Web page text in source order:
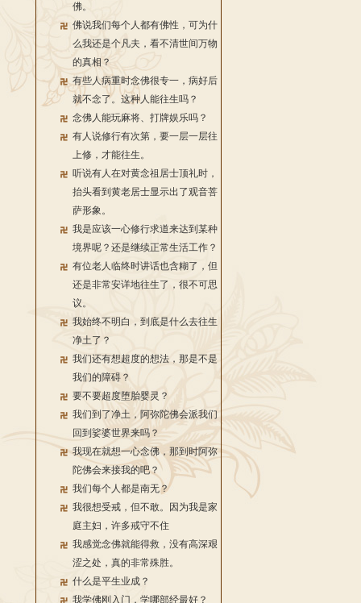
佛。
佛说我们每个人都有佛性，可为什
么我还是个凡夫，看不清世间万物
的真相？
有些人病重时念佛很专一，病好后
就不念了。这种人能往生吗？
念佛人能玩麻将、打牌娱乐吗？
有人说修行有次第，要一层一层往
上修，才能往生。
听说有人在对黄念祖居士顶礼时，
抬头看到黄老居士显示出了观音菩
萨形象。
我是应该一心修行求道来达到某种
境界呢？还是继续正常生活工作？
有位老人临终时讲话也含糊了，但
还是非常安详地往生了，很不可思
议。
我始终不明白，到底是什么去往生
净土了？
我们还有想超度的想法，那是不是
我们的障碍？
要不要超度堕胎婴灵？
我们到了净土，阿弥陀佛会派我们
回到娑婆世界来吗？
我现在就想一心念佛，那到时阿弥
陀佛会来接我的吧？
我们每个人都是南无？
我很想受戒，但不敢。因为我是家
庭主妇，许多戒守不住
我感觉念佛就能得救，没有高深艰
涩之处，真的非常殊胜。
什么是平生业成？
我学佛刚入门，学哪部经最好？